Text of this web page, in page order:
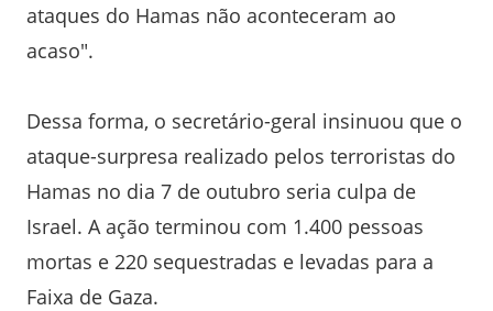
ataques do Hamas não aconteceram ao
acaso".
Dessa forma, o secretário-geral insinuou que o
ataque-surpresa realizado pelos terroristas do
Hamas no dia 7 de outubro seria culpa de
Israel. A ação terminou com 1.400 pessoas
mortas e 220 sequestradas e levadas para a
Faixa de Gaza.